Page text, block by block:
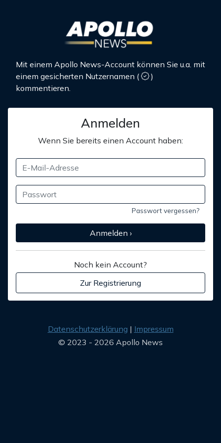
Mit einem Apollo News-Account können Sie u.a. mit
einem gesicherten Nutzernamen (
)
kommentieren.
Anmelden
Wenn Sie bereits einen Account haben:
Passwort vergessen?
Anmelden ›
Noch kein Account?
Zur Registrierung
Datenschutzerklärung
Impressum
© 2023 - 2026 Apollo News